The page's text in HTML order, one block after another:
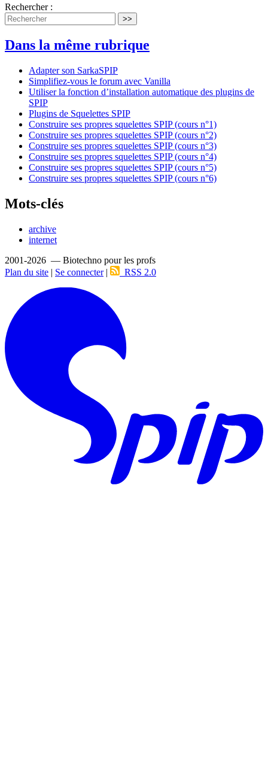
Rechercher :
>>
Dans la même rubrique
Adapter son SarkaSPIP
Simplifiez-vous le forum avec Vanilla
Utiliser la fonction d’installation automatique des plugins de
SPIP
Plugins de Squelettes SPIP
Construire ses propres squelettes SPIP (cours n°1)
Construire ses propres squelettes SPIP (cours n°2)
Construire ses propres squelettes SPIP (cours n°3)
Construire ses propres squelettes SPIP (cours n°4)
Construire ses propres squelettes SPIP (cours n°5)
Construire ses propres squelettes SPIP (cours n°6)
Mots-clés
archive
internet
2001-2026 — Biotechno pour les profs
Plan du site | Se connecter| RSS 2.0